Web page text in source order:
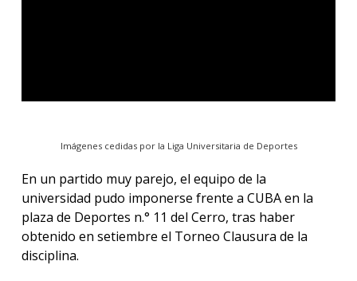
Imágenes cedidas por la Liga Universitaria de Deportes
En un partido muy parejo, el equipo de la
universidad pudo imponerse frente a CUBA en la
plaza de Deportes n.° 11 del Cerro, tras haber
obtenido en setiembre el Torneo Clausura de la
disciplina.